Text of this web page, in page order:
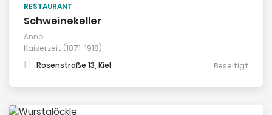
RESTAURANT
Schweinekeller
Anno
Kaiserzeit (1871-1918)
Rosenstraße 13, Kiel
Beseitigt